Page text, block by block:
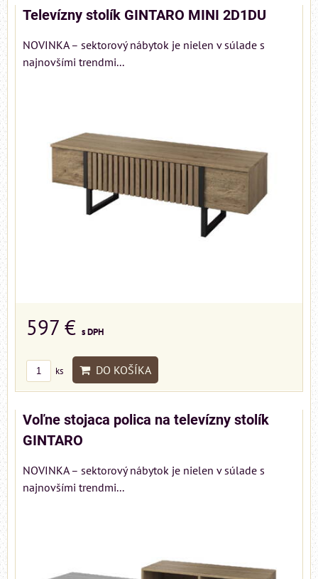
Televízny stolík GINTARO MINI 2D1DU
NOVINKA – sektorový nábytok je nielen v súlade s
najnovšími trendmi...
597 € s DPH
ks DO KOŠÍKA
Voľne stojaca polica na televízny stolík
GINTARO
NOVINKA – sektorový nábytok je nielen v súlade s
najnovšími trendmi...